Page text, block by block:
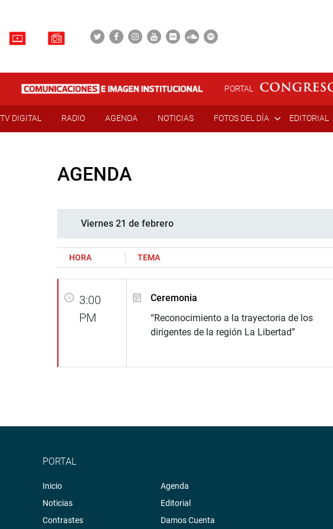
PORTAL
TV DIGITAL RADIO AGENDA NOTICIAS FOTOS DEL DÍA EDITORIAL
AGENDA
Viernes 21 de febrero
HORA TEMA
3:00
PM
Ceremonia
“Reconocimiento a la trayectoria de los
dirigentes de la región La Libertad”
PORTAL
Inicio
Noticias
Contrastes
Agenda
Editorial
Damos Cuenta